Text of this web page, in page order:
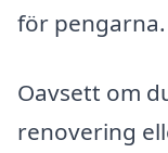
för pengarna.
Oavsett om
renovering